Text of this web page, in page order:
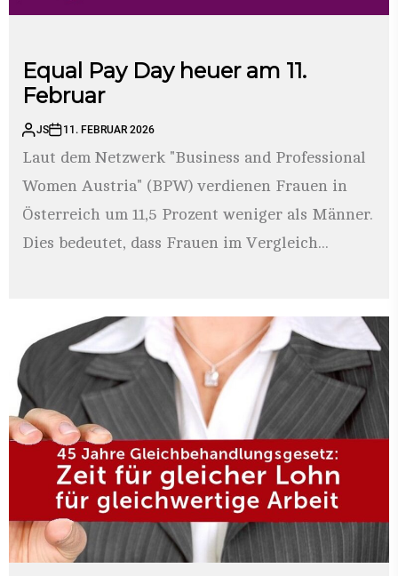
Equal Pay Day heuer am 11.
Februar
JS 11. FEBRUAR 2026
Laut dem Netzwerk "Business and Professional
Women Austria" (BPW) verdienen Frauen in
Österreich um 11,5 Prozent weniger als Männer.
Dies bedeutet, dass Frauen im Vergleich...